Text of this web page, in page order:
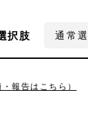
択肢
・報告はこちら）